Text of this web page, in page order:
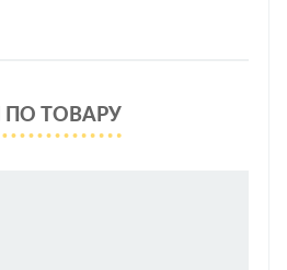
ПО ТОВАРУ